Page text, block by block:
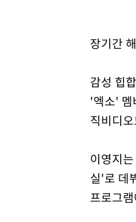
장기간
감성 힙
'엑소' 멤
직비디
이영지
실'로 데
프로그